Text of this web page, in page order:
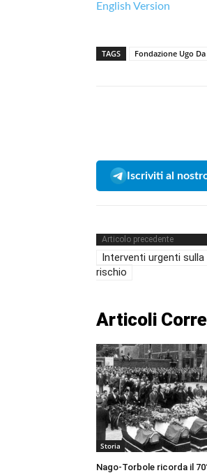
English Version
TAGS Fondazione Ugo
Iscriviti al
Articolo precedente
Interventi urgenti
rischio
Articoli
Storia
Nago-Torbole ricorda il